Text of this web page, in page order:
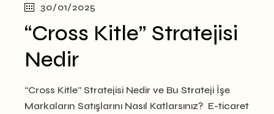
30/01/2025
“Cross Kitle” Stratejisi
Nedir
“Cross Kitle” Stratejisi Nedir ve Bu Strateji İşe
Markaların Satışlarını Nasıl Katlarsınız? E-ticaret